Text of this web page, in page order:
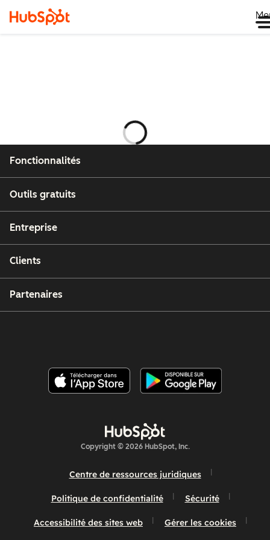
Chargement
en
Fonctionnalités
Outils gratuits
Entreprise
Clients
Partenaires
Copyright © 2026 HubSpot, Inc.
Centre de ressources juridiques
Politique de confidentialité Sécurité
Accessibilité des sites web Gérer les cookies